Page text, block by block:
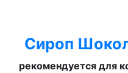
Сироп
рекомендуется для